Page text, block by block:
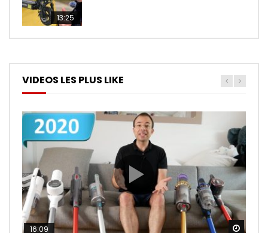
13:25
VIDEOS LES PLUS LIKE
16:09
26:14
11:50